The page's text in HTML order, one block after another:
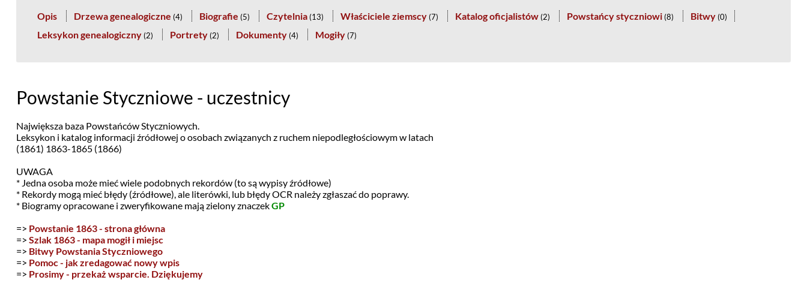
Opis Drzewa genealogiczne (4) Biografie (5) Czytelnia (13) Właściciele ziemscy (7) Katalog oficjalistów (2) Powstańcy styczniowi (8) Bitwy (0)
Leksykon genealogiczny (2) Portrety (2) Dokumenty (4) Mogiły (7)
Powstanie Styczniowe - uczestnicy
Największa baza Powstańców Styczniowych.
Leksykon i katalog informacji źródłowej o osobach związanych z ruchem niepodległościowym w latach
(1861) 1863-1865 (1866)
UWAGA
* Jedna osoba może mieć wiele podobnych rekordów (to są wypisy źródłowe)
* Rekordy mogą mieć błędy (źródłowe), ale literówki, lub błędy OCR należy zgłaszać do poprawy.
* Biogramy opracowane i zweryfikowane mają zielony znaczekGP
=> Powstanie 1863 - strona główna
=> Szlak 1863 - mapa mogił i miejsc
=> Bitwy Powstania Styczniowego
=> Pomoc - jak zredagować nowy wpis
=> Prosimy - przekaż wsparcie. Dziękujemy